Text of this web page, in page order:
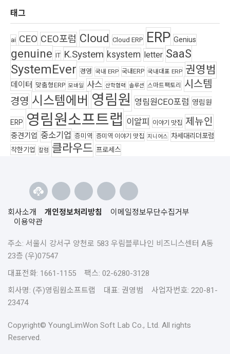
태그
ai CEO CEO포럼 Cloud Cloud ERP ERP Genius
genuine IT K.System ksystem letter SaaS
SystemEver 경영 국내 ERP 국내ERP 국내대표 ERP 권영범
데이터 맞춤형ERP 모바일 사스 산학협력 솔루션 스마트팩토리 시스템
경영 시스템에버 영림원 영림원CEO포럼 영림원
ERP 영림원소프트랩 이알피 이야기 맛집 제뉴인
중견기업 중소기업 증미역 증미역 이야기 맛집 지니어스 차세대리더포럼
착한기업 칼럼 클라우드 프로세스
회사소개 개인정보처리방침
이메일정보무단수집거부
이용약관
주소: 서울시 강서구 양천로 583 우림블루나인 비즈니스센터 A동
23층 (우)07547
대표전화: 1661-1155 팩스: 02-6280-3128
회사명: (주)영림원소프트랩 대표: 권영범 사업자번호: 220-81-
23474
Copyright© YoungLimWon Soft Lab Co., Ltd. All rights
Reserved.